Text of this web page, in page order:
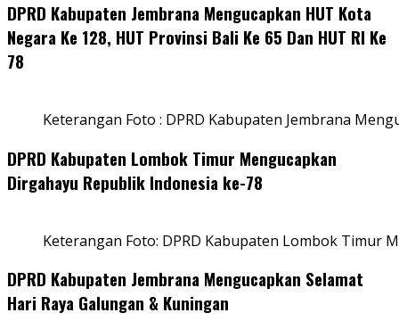
DPRD Kabupaten Jembrana Mengucapkan HUT Kota
Negara Ke 128, HUT Provinsi Bali Ke 65 Dan HUT RI Ke
78
Keterangan Foto : DPRD Kabupaten Jembrana
DPRD Kabupaten Lombok Timur Mengucapkan
Dirgahayu Republik Indonesia ke-78
Keterangan Foto: DPRD Kabupaten Lombok Timur
DPRD Kabupaten Jembrana Mengucapkan Selamat
Hari Raya Galungan & Kuningan